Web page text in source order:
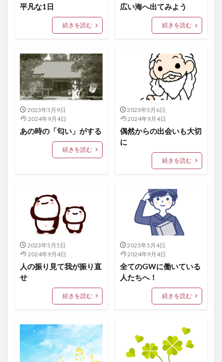
平凡な1日
続きを読む
広い海へ出てみよう
続きを読む
2023年5月9日
2024年9月4日
あの時の「匂い」がする
続きを読む
2023年5月6日
2024年9月4日
偶然からの出会いも大切
に
続きを読む
2023年5月5日
2024年9月4日
人の振り見て我が振り直
せ
続きを読む
2023年5月4日
2024年9月4日
全てのGWに働いている
人たちへ！
続きを読む